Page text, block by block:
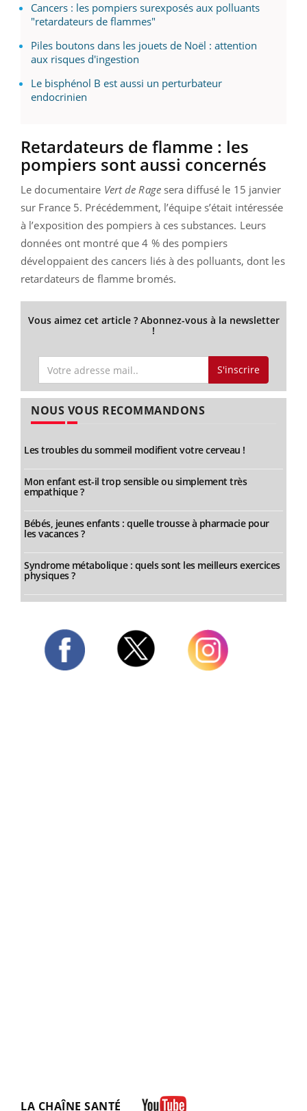
Cancers : les pompiers surexposés aux polluants
"retardateurs de flammes"
Piles boutons dans les jouets de Noël : attention
aux risques d'ingestion
Le bisphénol B est aussi un perturbateur
endocrinien
Retardateurs de flamme : les
pompiers sont aussi concernés
Le documentaire Vert de Ragesera diffusé le 15 janvier
sur France 5. Précédemment, l’équipe s’était intéressée
à l’exposition des pompiers à ces substances. Leurs
données ont montré que 4 % des pompiers
développaient des cancers liés à des polluants, dont les
retardateurs de flamme bromés.
Vous aimez cet article ? Abonnez-vous à la newsletter
!
S'inscrire
NOUS VOUS RECOMMANDONS
Les troubles du sommeil modifient votre cerveau !
Mon enfant est-il trop sensible ou simplement très
empathique ?
Bébés, jeunes enfants : quelle trousse à pharmacie pour
les vacances ?
Syndrome métabolique : quels sont les meilleurs exercices
physiques ?
LA CHAÎNE SANTÉ